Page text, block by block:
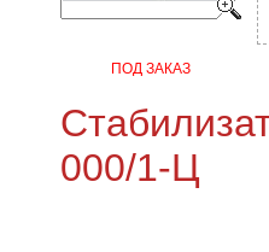
ПОД ЗАКАЗ
000/1-Ц